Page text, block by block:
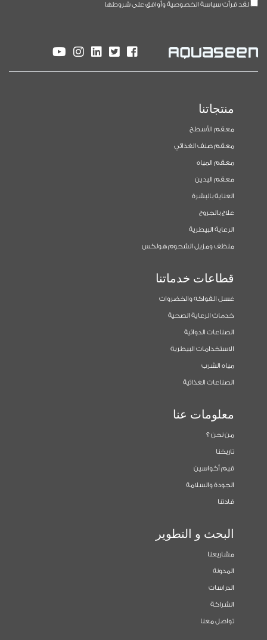
لقد قرأت سياسة الخصوصية وأوافق على شروطها
منتجاتنا
معقم الأسطح
معقم صنف الغذائي
معقم المياه
معقم اليدين
العناية بالبشرة
علاج بالجروح
الرعاية البيطرية
منظف ومزيل الشحوم هولكس
قطاعات خدماتنا
غسل الفواكه والخضروات
خدمات الرعاية الصحية
الصناعات الدوائية
الاستخدامات البيطرية
مياه الشرب
الصناعات الغذائية
معلومات عنا
من نحن ؟
تاريخنا
قيم أكواسين
الجودة والسلامة
قادتنا
البحث و التطوير
مشاريعنا
المدونة
الدراسات
الشراكة
تواصل معنا